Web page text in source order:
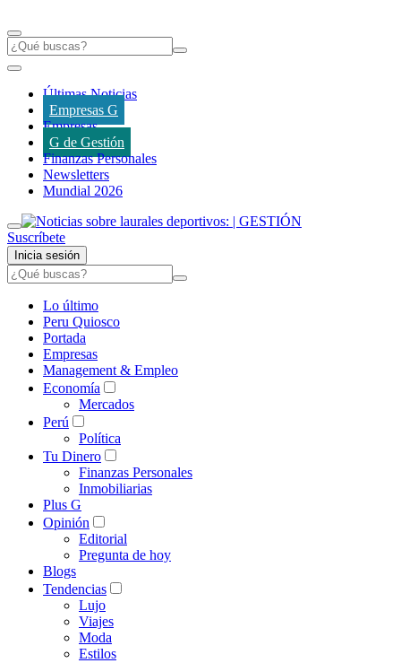
Últimas Noticias
Empresas G
Empresas
G de Gestión
Finanzas Personales
Newsletters
Mundial 2026
Suscríbete
Inicia sesión
Lo último
Peru Quiosco
Portada
Empresas
Management & Empleo
Economía
Mercados
Perú
Política
Tu Dinero
Finanzas Personales
Inmobiliarias
Plus G
Opinión
Editorial
Pregunta de hoy
Blogs
Tendencias
Lujo
Viajes
Moda
Estilos